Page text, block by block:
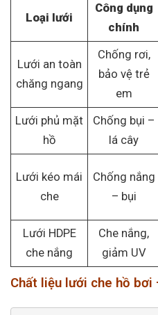
Loại lưới
Công dụng
chính
Lưới an toàn
chăng ngang
Chống rơi,
bảo vệ trẻ
em
Lưới phủ mặt
hồ
Chống bụi –
lá cây
Lưới kéo mái
che
Chống nắng
– bụi
Lưới HDPE
che nắng
Che nắng,
giảm UV
Chất liệu lưới che hồ bơi